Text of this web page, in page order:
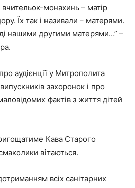
монахинь – матір
Їх так і називали – матерями.
нашими другими матерями…” –
аудієнції у Митрополита
захоронок і про
фактів з життя дітей
Кава Старого
вітаються.
всіх санітарних